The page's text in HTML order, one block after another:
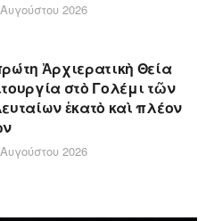
2026
Ἀρχιερατικὴ Θεία
στὸ Γολέμι τῶν
ἑκατὸ καὶ πλέον
2026